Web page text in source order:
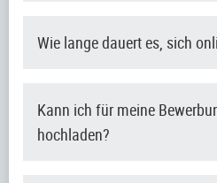
Wie lange dauert es, sich
Kann ich für meine
hochladen?